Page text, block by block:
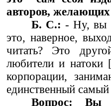
авторов, желающих
Б. С.: - Ну, вы
это, наверное,
читать? Это
любители и натоки
корпорации,
единственный
Вопрос: Вы